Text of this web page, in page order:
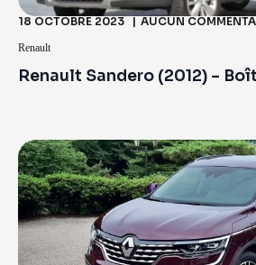
Renault Sandero (2012) –
18 OCTOBRE 2023 AUCUN
Renault